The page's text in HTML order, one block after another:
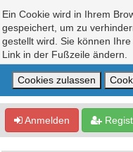
Ein Cookie wird in Ihrem
gespeichert, um zu
gestellt wird. Sie können
Link in der Fußzeile ändern.
Anmelden